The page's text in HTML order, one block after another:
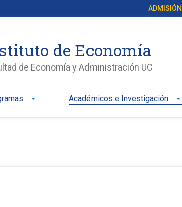
ADMISIÓN
de Economía
de Economía y Administración UC
arrow_drop_down Académicos e Investigación arrow_drop_down